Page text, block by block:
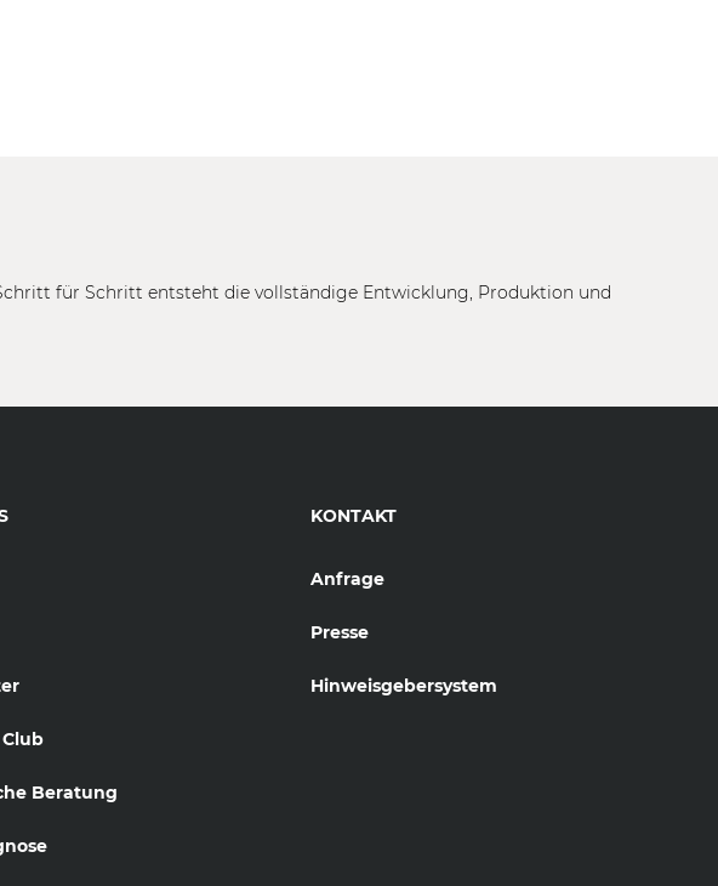
für Schritt entsteht die vollständige Entwicklung, Produktion und
Beratung
KONTAKT
Anfrage
Presse
Hinweisgebersystem